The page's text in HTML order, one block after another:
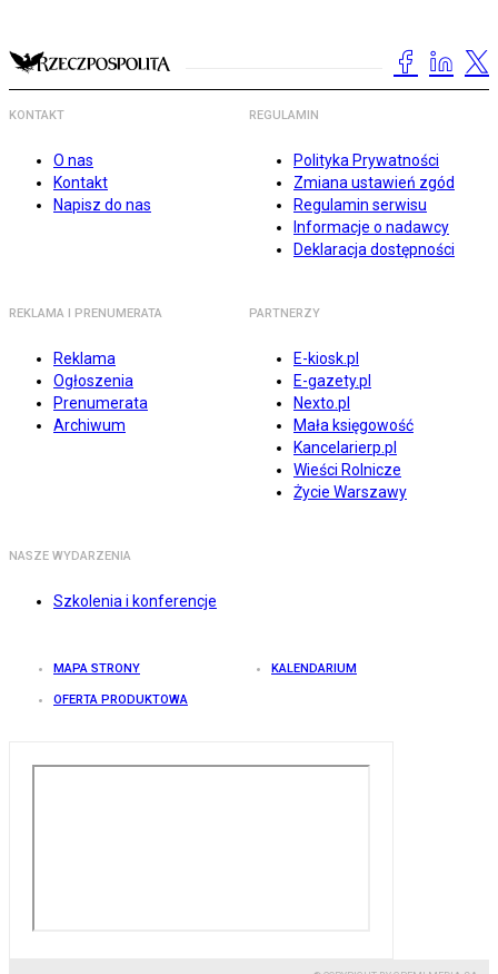
KONTAKT
O nas
Kontakt
Napisz do nas
REGULAMIN
Polityka Prywatności
Zmiana ustawień zgód
Regulamin serwisu
Informacje o nadawcy
Deklaracja dostępności
REKLAMA I PRENUMERATA
Reklama
Ogłoszenia
Prenumerata
Archiwum
PARTNERZY
E-kiosk.pl
E-gazety.pl
Nexto.pl
Mała księgowość
Kancelarierp.pl
Wieści Rolnicze
Życie Warszawy
NASZE WYDARZENIA
Szkolenia i konferencje
MAPA STRONY KALENDARIUM
OFERTA PRODUKTOWA